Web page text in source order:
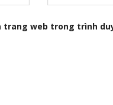
web trong trình